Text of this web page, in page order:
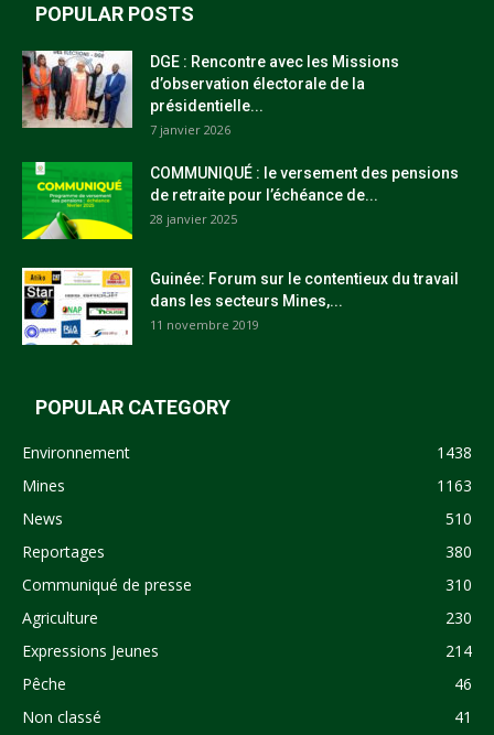
POPULAR POSTS
DGE : Rencontre avec les Missions
d’observation électorale de la
présidentielle...
7 janvier 2026
COMMUNIQUÉ : le versement des pensions
de retraite pour l’échéance de...
28 janvier 2025
Guinée: Forum sur le contentieux du travail
dans les secteurs Mines,...
11 novembre 2019
POPULAR CATEGORY
Environnement
1438
Mines
1163
News
510
Reportages
380
Communiqué de presse
310
Agriculture
230
Expressions Jeunes
214
Pêche
46
Non classé
41